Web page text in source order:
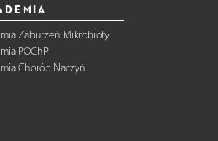
Zaburzeń Mikrobioty
POChP
Chorób Naczyń